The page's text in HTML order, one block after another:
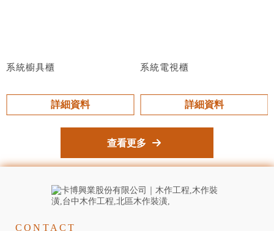
系統櫥具櫃
詳細資料
系統電視櫃
詳細資料
查看更多